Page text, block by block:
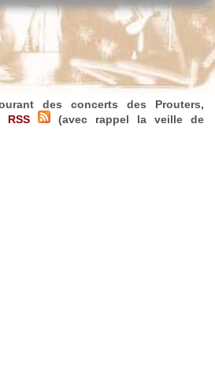
des concerts des Prouters,
RSS
(avec rappel la veille de